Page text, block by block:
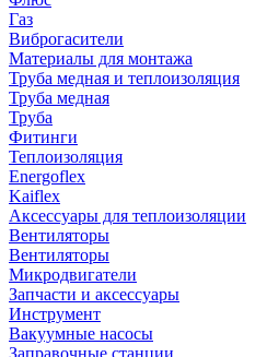
Газ
Виброгасители
Материалы для монтажа
Труба медная и теплоизоляция
Труба медная
Труба
Фитинги
Теплоизоляция
Energoflex
Kaiflex
Аксессуары для теплоизоляции
Вентиляторы
Вентиляторы
Микродвигатели
Запчасти и аксессуары
Инструмент
Вакуумные насосы
Заправочные станции